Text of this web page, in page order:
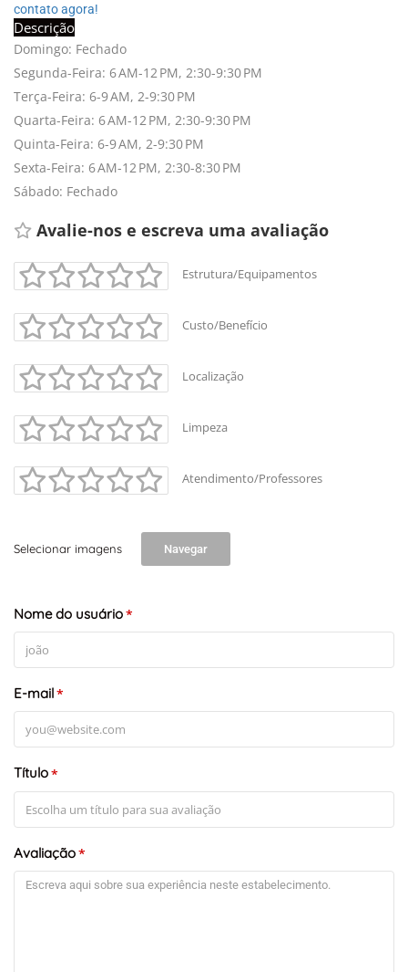
+-
Leaflet
contato agora!
Descrição
Domingo: Fechado
Segunda-Feira: 6 AM-12 PM, 2:30-9:30 PM
Terça-Feira: 6-9 AM, 2-9:30 PM
Quarta-Feira: 6 AM-12 PM, 2:30-9:30 PM
Quinta-Feira: 6-9 AM, 2-9:30 PM
Sexta-Feira: 6 AM-12 PM, 2:30-8:30 PM
Sábado: Fechado
Avalie-nos e escreva uma avaliação
Estrutura/Equipamentos
Custo/Benefício
Localização
Limpeza
Atendimento/Professores
Selecionar imagens Navegar
Nome do usuário*
E-mail*
Título*
Avaliação*